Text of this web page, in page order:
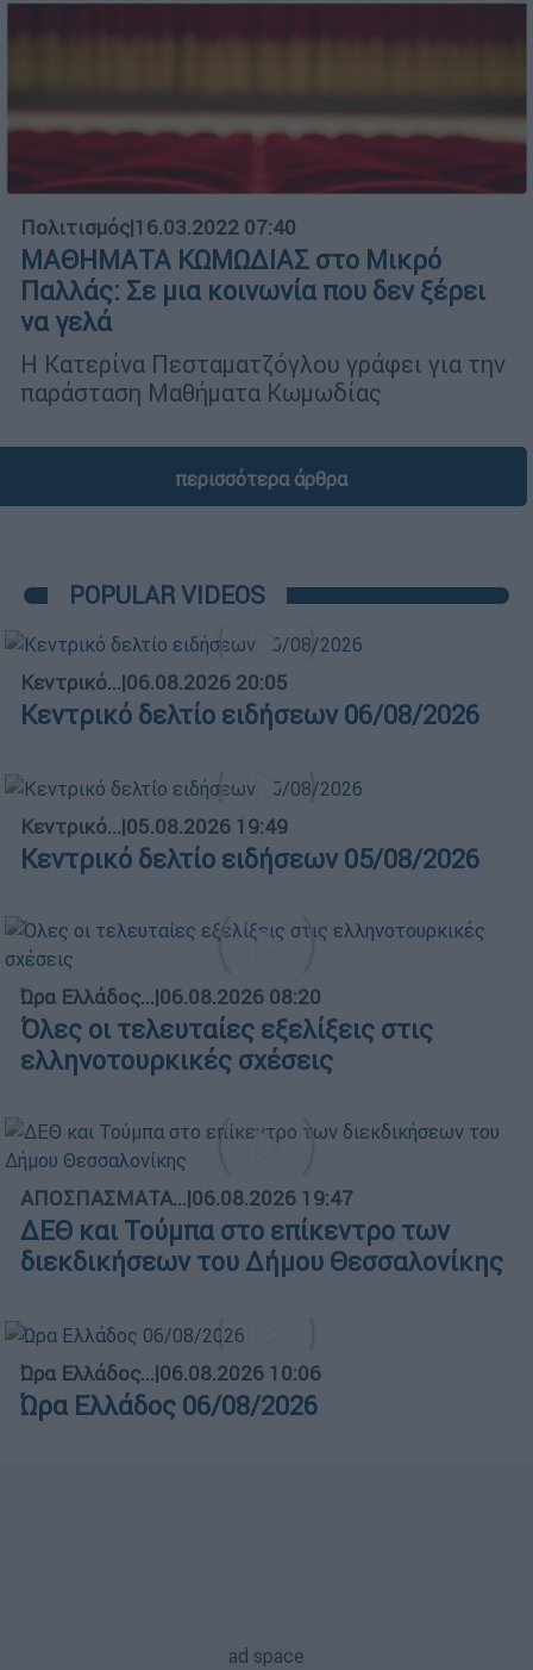
Πολιτισμός|16.03.2022 07:40
ΜΑΘΗΜΑΤΑ ΚΩΜΩΔΙΑΣ στο Μικρό
Παλλάς: Σε μια κοινωνία που δεν ξέρει
να γελά
Η Κατερίνα Πεσταματζόγλου γράφει για την
παράσταση Μαθήματα Κωμωδίας
περισσότερα άρθρα
POPULAR VIDEOS
Κεντρικό...|06.08.2026 20:05
Κεντρικό δελτίο ειδήσεων 06/08/2026
Κεντρικό...|05.08.2026 19:49
Κεντρικό δελτίο ειδήσεων 05/08/2026
Ώρα Ελλάδος...|06.08.2026 08:20
Όλες οι τελευταίες εξελίξεις στις
ελληνοτουρκικές σχέσεις
ΑΠΟΣΠΑΣΜΑΤΑ...|06.08.2026 19:47
ΔΕΘ και Τούμπα στο επίκεντρο των
διεκδικήσεων του Δήμου Θεσσαλονίκης
Ώρα Ελλάδος...|06.08.2026 10:06
Ώρα Ελλάδος 06/08/2026